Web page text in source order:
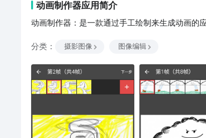
动画制作器应用简介
动画制作器：是一款通过手工绘制来生成动画的
分类 ： 摄影图像 图像编辑